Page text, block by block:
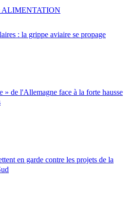
: la grippe aviaire se propage
» de l'Allemagne face à la forte hausse
en garde contre les projets de la